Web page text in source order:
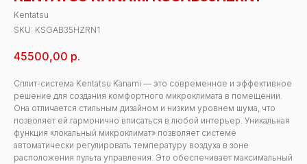
Kentatsu
SKU: KSGAB35HZRN1
45500,00 р.
Сплит-система Kentatsu Kanami — это современное и эффективное
решение для создания комфортного микроклимата в помещении.
Она отличается стильным дизайном и низким уровнем шума, что
позволяет ей гармонично вписаться в любой интерьер. Уникальная
функция «локальный микроклимат» позволяет системе
автоматически регулировать температуру воздуха в зоне
расположения пульта управления. Это обеспечивает максимальный